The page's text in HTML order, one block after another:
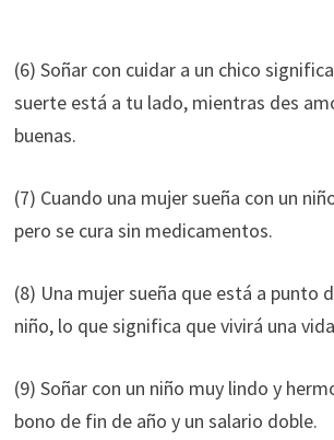
(6) Soñar con cuidar a un chico
suerte está a tu lado, mientras des
buenas.
(7) Cuando una mujer sueña con un
pero se cura sin medicamentos.
(8) Una mujer sueña que está a punto
niño, lo que significa que vivirá una
(9) Soñar con un niño muy lindo y
bono de fin de año y un salario doble.